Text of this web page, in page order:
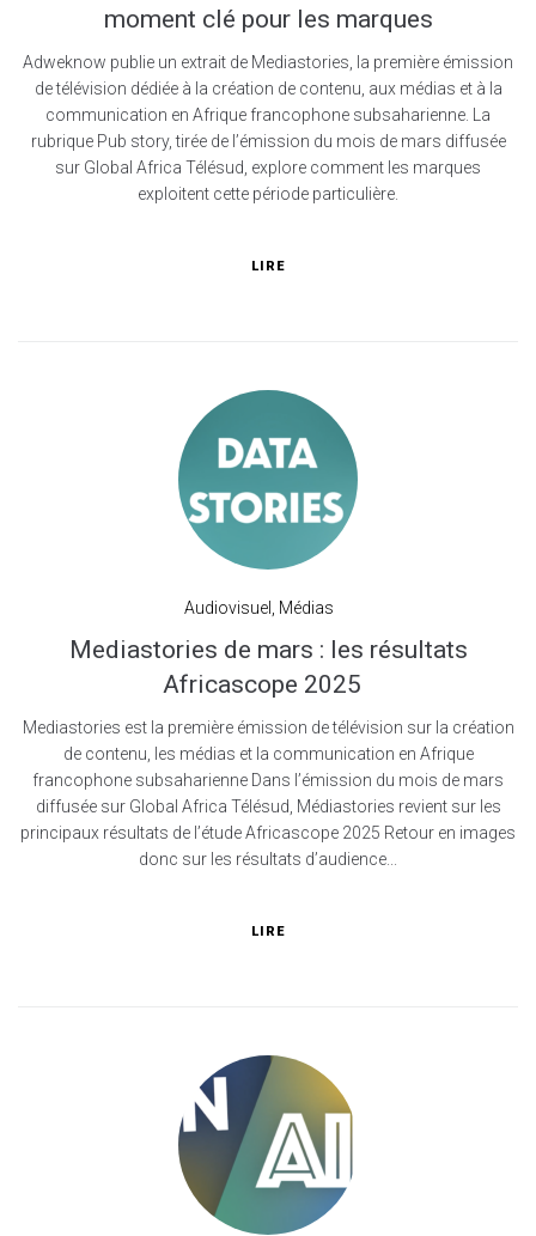
moment clé pour les marques
Adweknow publie un extrait de Mediastories, la première émission
de télévision dédiée à la création de contenu, aux médias et à la
communication en Afrique francophone subsaharienne. La
rubrique Pub story, tirée de l’émission du mois de mars diffusée
sur Global Africa Télésud, explore comment les marques
exploitent cette période particulière.
LIRE
Audiovisuel Médias
Mediastories de mars : les résultats
Africascope 2025
Mediastories est la première émission de télévision sur la création
de contenu, les médias et la communication en Afrique
francophone subsaharienne Dans l’émission du mois de mars
diffusée sur Global Africa Télésud, Médiastories revient sur les
principaux résultats de l’étude Africascope 2025 Retour en images
donc sur les résultats d’audience...
LIRE